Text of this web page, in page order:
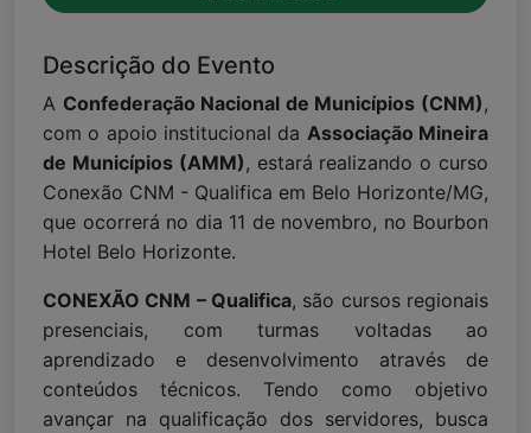
Descrição do Evento
A Confederação Nacional de Municípios (CNM) ,
com o apoio institucional da Associação Mineira
de Municípios (AMM) , estará realizando o curso
Conexão CNM - Qualifica em Belo Horizonte/MG,
que ocorrerá no dia 11 de novembro, no Bourbon
Hotel Belo Horizonte.
CONEXÃO CNM – Qualifica, são cursos regionais
presenciais, com turmas voltadas ao
aprendizado e desenvolvimento através de
conteúdos técnicos. Tendo como objetivo
avançar na qualificação dos servidores, busca